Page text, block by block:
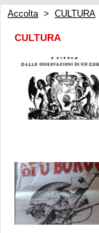
Accolta > CULTURA
CULTURA